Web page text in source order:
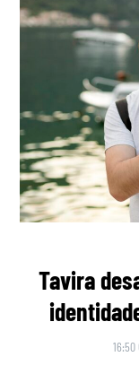
Tavira
16:50